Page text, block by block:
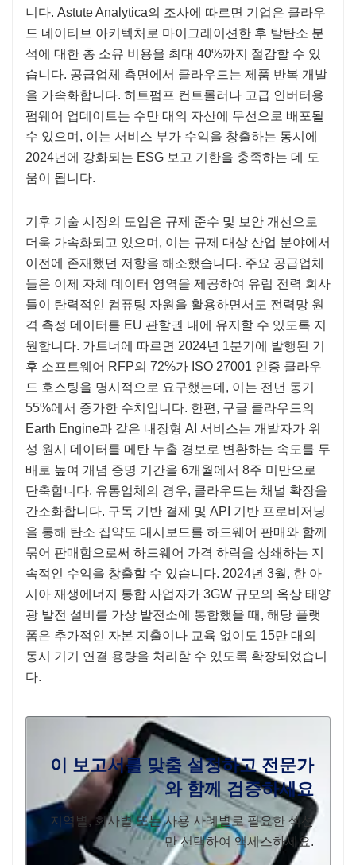
니다. Astute Analytica의 조사에 따르면 기업은 클라우
드 네이티브 아키텍처로 마이그레이션한 후 탈탄소 분
석에 대한 총 소유 비용을 최대 40%까지 절감할 수 있
습니다. 공급업체 측면에서 클라우드는 제품 반복 개발
을 가속화합니다. 히트펌프 컨트롤러나 고급 인버터용
펌웨어 업데이트는 수만 대의 자산에 무선으로 배포될
수 있으며, 이는 서비스 부가 수익을 창출하는 동시에
2024년에 강화되는 ESG 보고 기한을 충족하는 데 도
움이 됩니다.
기후 기술 시장의 도입은 규제 준수 및 보안 개선으로
더욱 가속화되고 있으며, 이는 규제 대상 산업 분야에서
이전에 존재했던 저항을 해소했습니다. 주요 공급업체
들은 이제 자체 데이터 영역을 제공하여 유럽 전력 회사
들이 탄력적인 컴퓨팅 자원을 활용하면서도 전력망 원
격 측정 데이터를 EU 관할권 내에 유지할 수 있도록 지
원합니다. 가트너에 따르면 2024년 1분기에 발행된 기
후 소프트웨어 RFP의 72%가 ISO 27001 인증 클라우
드 호스팅을 명시적으로 요구했는데, 이는 전년 동기
55%에서 증가한 수치입니다. 한편, 구글 클라우드의
Earth Engine과 같은 내장형 AI 서비스는 개발자가 위
성 원시 데이터를 메탄 누출 경보로 변환하는 속도를 두
배로 높여 개념 증명 기간을 6개월에서 8주 미만으로
단축합니다. 유통업체의 경우, 클라우드는 채널 확장을
간소화합니다. 구독 기반 결제 및 API 기반 프로비저닝
을 통해 탄소 집약도 대시보드를 하드웨어 판매와 함께
묶어 판매함으로써 하드웨어 가격 하락을 상쇄하는 지
속적인 수익을 창출할 수 있습니다. 2024년 3월, 한 아
시아 재생에너지 통합 사업자가 3GW 규모의 옥상 태양
광 발전 설비를 가상 발전소에 통합했을 때, 해당 플랫
폼은 추가적인 자본 지출이나 교육 없이도 15만 대의
동시 기기 연결 용량을 처리할 수 있도록 확장되었습니
다.
이 보고서를 맞춤 설정하고 전문가
와 함께 검증하세요
지역별, 회사별 또는 사용 사례별로 필요한 섹션
만 선택하여 액세스하세요.